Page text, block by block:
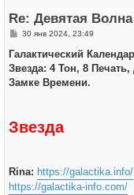
Re: Девятая
С
о
щ
е
30 янв 2024, 23:49
Галактический
Звезда: 4 Тон, 8
Замке Времени.
Звезда
Rina: https://galactika.info/
https://galactika-info.com/